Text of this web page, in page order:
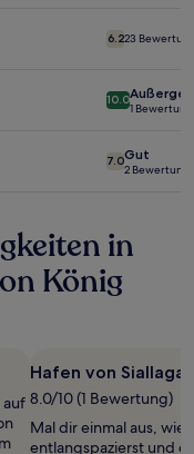
6.223
10.0
1 Bewertung
7.0Gut
2
in
König
auf
Hafen von Siallagan
8.0/10 (1 Bewertung)
Mal dir einmal aus, wie
entlangspazierst und